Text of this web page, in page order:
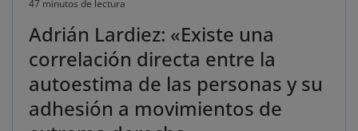
47 minutos de lectura
Adrián Lardiez: «Existe una
correlación directa entre la
autoestima de las personas y su
adhesión a movimientos de